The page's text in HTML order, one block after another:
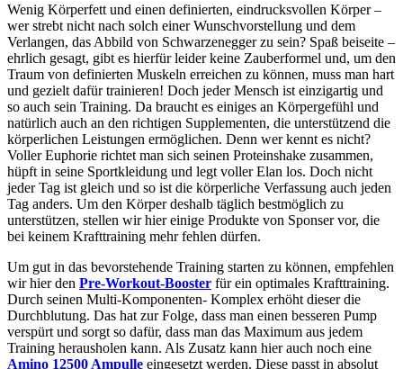
Wenig Körperfett und einen definierten, eindrucksvollen Körper –
wer strebt nicht nach solch einer Wunschvorstellung und dem
Verlangen, das Abbild von Schwarzenegger zu sein? Spaß beiseite –
ehrlich gesagt, gibt es hierfür leider keine Zauberformel und, um den
Traum von definierten Muskeln erreichen zu können, muss man hart
und gezielt dafür trainieren! Doch jeder Mensch ist einzigartig und
so auch sein Training. Da braucht es einiges an Körpergefühl und
natürlich auch an den richtigen Supplementen, die unterstützend die
körperlichen Leistungen ermöglichen. Denn wer kennt es nicht?
Voller Euphorie richtet man sich seinen Proteinshake zusammen,
hüpft in seine Sportkleidung und legt voller Elan los. Doch nicht
jeder Tag ist gleich und so ist die körperliche Verfassung auch jeden
Tag anders. Um den Körper deshalb täglich bestmöglich zu
unterstützen, stellen wir hier einige Produkte von Sponser vor, die
bei keinem Krafttraining mehr fehlen dürfen.
Um gut in das bevorstehende Training starten zu können, empfehlen
wir hier den Pre-Workout-Booster für ein optimales Krafttraining.
Durch seinen Multi-Komponenten- Komplex erhöht dieser die
Durchblutung. Das hat zur Folge, dass man einen besseren Pump
verspürt und sorgt so dafür, dass man das Maximum aus jedem
Training herausholen kann. Als Zusatz kann hier auch noch eine
Amino 12500 Ampulle eingesetzt werden. Diese passt in absolut